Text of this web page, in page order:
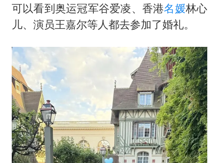
可以看到奥运冠军谷爱凌、香港名媛林心
儿、演员王嘉尔等人都去参加了婚礼。